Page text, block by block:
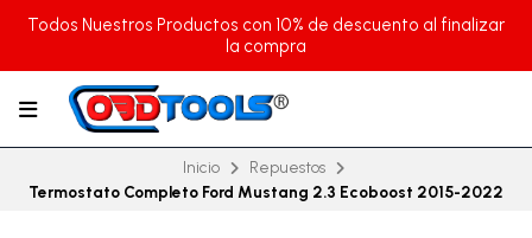
Todos Nuestros Productos con 10% de descuento al finalizar
la compra
Inicio
Repuestos
Termostato Completo Ford Mustang 2.3 Ecoboost 2015-2022